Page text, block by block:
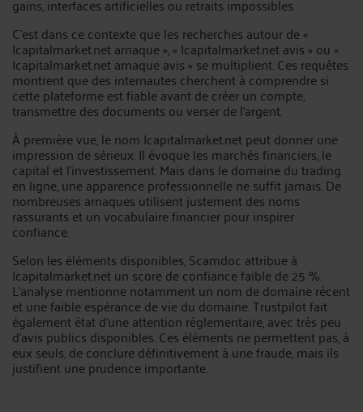
gains, interfaces artificielles ou retraits impossibles.
C’est dans ce contexte que les recherches autour de «
Icapitalmarket.net arnaque », « Icapitalmarket.net avis » ou «
Icapitalmarket.net arnaque avis » se multiplient. Ces requêtes
montrent que des internautes cherchent à comprendre si
cette plateforme est fiable avant de créer un compte,
transmettre des documents ou verser de l’argent.
À première vue, le nom Icapitalmarket.net peut donner une
impression de sérieux. Il évoque les marchés financiers, le
capital et l’investissement. Mais dans le domaine du trading
en ligne, une apparence professionnelle ne suffit jamais. De
nombreuses arnaques utilisent justement des noms
rassurants et un vocabulaire financier pour inspirer
confiance.
Selon les éléments disponibles, Scamdoc attribue à
Icapitalmarket.net un score de confiance faible de 25 %.
L’analyse mentionne notamment un nom de domaine récent
et une faible espérance de vie du domaine. Trustpilot fait
également état d’une attention réglementaire, avec très peu
d’avis publics disponibles. Ces éléments ne permettent pas, à
eux seuls, de conclure définitivement à une fraude, mais ils
justifient une prudence importante.